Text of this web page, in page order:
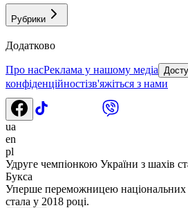
Рубрики
Додатково
Про насРеклама у нашому медіа
конфіденційностізв'яжіться з нами
ua
en
pl
Удруге чемпіонкою України з шахів
Букса
Уперше переможницею національних
стала у 2018 році.